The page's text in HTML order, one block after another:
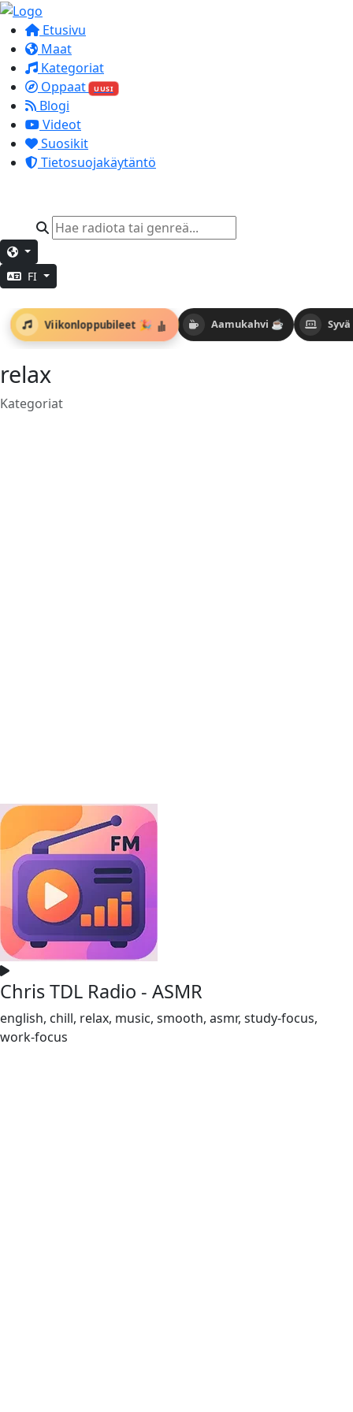
Etusivu
Maat
Kategoriat
Oppaat
UUSI
Blogi
Videot
Suosikit
Tietosuojakäytäntö
FI
Aamukahvi ☕
Viikonloppubileet 🎉
relax
Kategoriat
Chris TDL Radio - ASMR
english, chill, relax, music, smooth, asmr, study-focus,
work-focus